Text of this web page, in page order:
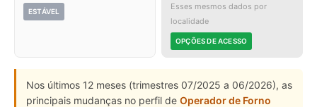
ESTÁVEL
Esses mesmos dados por
localidade
OPÇÕES DE ACESSO
Nos últimos 12 meses (trimestres 07/2025 a 06/2026), as
principais mudanças no perfil de Operador de Forno